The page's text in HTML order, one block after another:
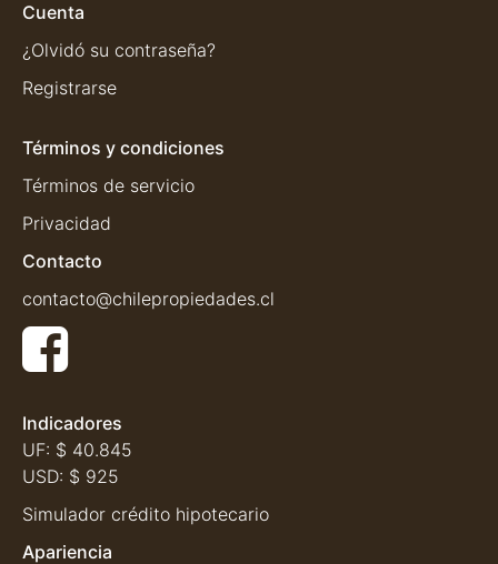
Cuenta
¿Olvidó su contraseña?
Registrarse
Términos y condiciones
Términos de servicio
Privacidad
Contacto
contacto@chilepropiedades.cl
Indicadores
UF: $ 40.845
USD: $ 925
Simulador crédito hipotecario
Apariencia